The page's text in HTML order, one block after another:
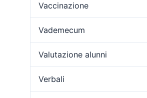
Vaccinazione
Vademecum
Valutazione alunni
Verbali